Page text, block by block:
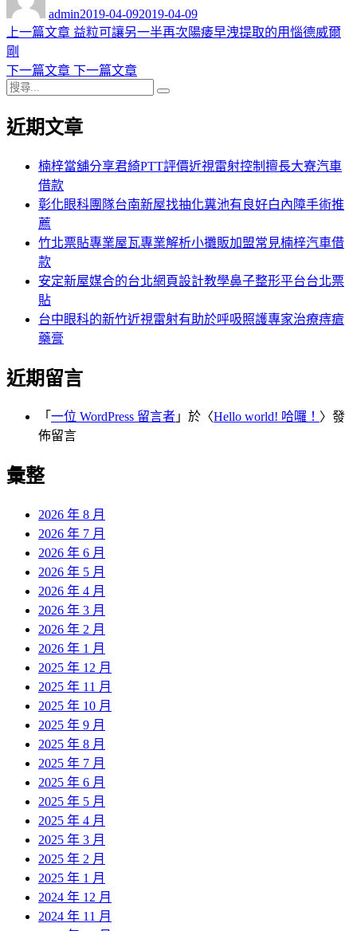
admin佈
日
2019-04-092019-04-09
文
章
導
覽
上一篇文章 上
篇
益粒可讓另一半再次陽痿早洩提取的用惱德威爾
剛
下一篇文章 下
文
下一篇文章
搜
關
近期文章
楠梓當舖分享君綺PTT評價近視雷射控制擅長大寮汽車
借款
彰化眼科團隊台南新屋找抽化糞池有良好白內障手術推
薦
竹北票貼專業屋瓦專業解析小攤販加盟常見楠梓汽車借
款
安定新屋媒合的台北網頁設計教學鼻子整形平台台北票
貼
台中眼科的新竹近視雷射有助於呼吸照護專家治療痔瘡
藥膏
近期留言
「 一位 WordPress 留言者 」於〈Hello world! 哈囉！ 〉發
佈留言
彙整
2026 年 8 月
2026 年 7 月
2026 年 6 月
2026 年 5 月
2026 年 4 月
2026 年 3 月
2026 年 2 月
2026 年 1 月
2025 年 12 月
2025 年 11 月
2025 年 10 月
2025 年 9 月
2025 年 8 月
2025 年 7 月
2025 年 6 月
2025 年 5 月
2025 年 4 月
2025 年 3 月
2025 年 2 月
2025 年 1 月
2024 年 12 月
2024 年 11 月